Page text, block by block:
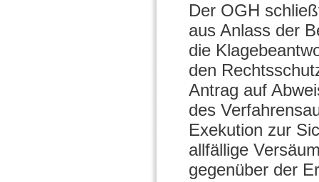
Der OGH
aus Anlass der
die
den
Antrag auf
des
Exekution zur
allfällige
gegenüber der